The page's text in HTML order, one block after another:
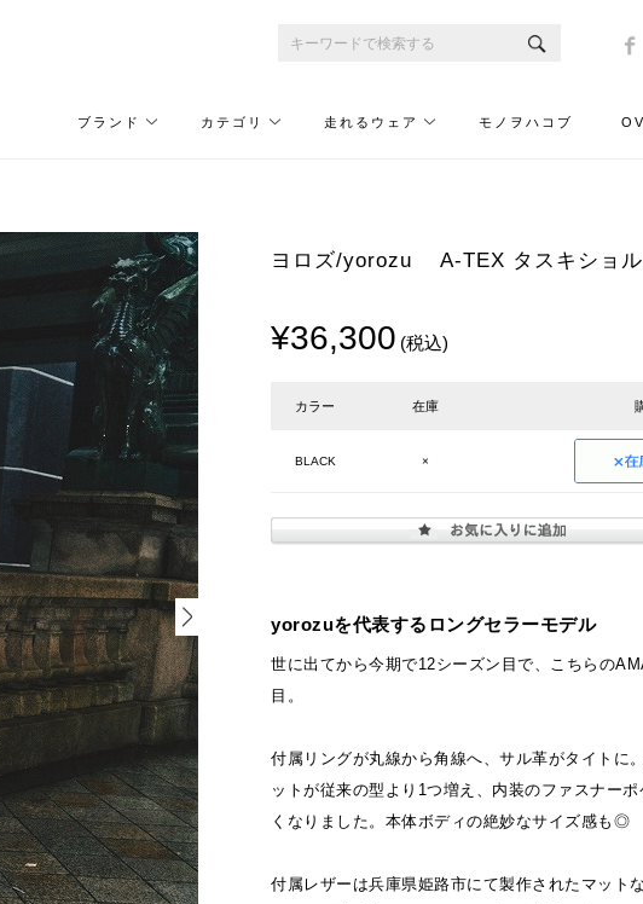
ブランド カテゴリ 走れるウェア モノヲハコブ
ヨロズ/yorozu A-TEX タスキショル
¥36,300 (税込)
カラー 在庫
BLACK ×
yorozuを代表するロングセラーモデル
世に出てから今期で12シーズン目で、こちらの
目。
付属リングが丸線から角線へ、サル革がタイトに
ットが従来の型より1つ増え、内装のファスナー
くなりました。本体ボディの絶妙なサイズ感も◎
付属レザーは兵庫県姫路市にて製作されたマット